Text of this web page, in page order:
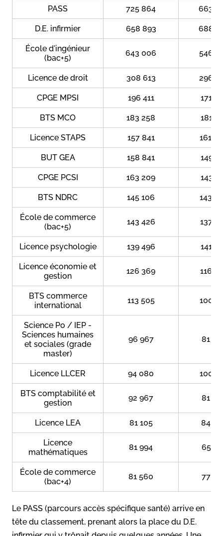
PASS 725 864 663
D.E. infirmier 658 893 688
École d'ingénieur
(bac+5)
643 006 546
Licence de droit 308 613 296
CPGE MPSI 196 411 171
BTS MCO 183 258 181
Licence STAPS 157 841 161
BUT GEA 158 841 149
CPGE PCSI 163 209 143
BTS NDRC 145 106 143
École de commerce
(bac+5)
143 426 137
Licence psychologie 139 496 141
Licence économie et
gestion
126 369 116
BTS commerce
international
113 505 100
Science Po / IEP -
Sciences humaines
et sociales (grade
master)
96 967 81
Licence LLCER 94 080 100
BTS comptabilité et
gestion
92 967 81
Licence LEA 81 105 84
Licence
mathématiques
81 994 65
École de commerce
(bac+4)
81 560 77
Le PASS (parcours accès spécifique santé) arrive en
tête du classement, prenant alors la place du D.E.